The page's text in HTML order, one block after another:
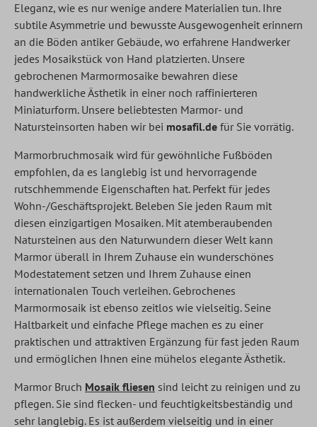
Eleganz, wie es nur wenige andere Materialien tun. Ihre
subtile Asymmetrie und bewusste Ausgewogenheit erinnern
an die Böden antiker Gebäude, wo erfahrene Handwerker
jedes Mosaikstück von Hand platzierten. Unsere
gebrochenen Marmormosaike bewahren diese
handwerkliche Ästhetik in einer noch raffinierteren
Miniaturform. Unsere beliebtesten Marmor- und
Natursteinsorten haben wir bei mosafil.de für Sie vorrätig.
Marmorbruchmosaik wird für gewöhnliche Fußböden
empfohlen, da es langlebig ist und hervorragende
rutschhemmende Eigenschaften hat. Perfekt für jedes
Wohn-/Geschäftsprojekt. Beleben Sie jeden Raum mit
diesen einzigartigen Mosaiken. Mit atemberaubenden
Natursteinen aus den Naturwundern dieser Welt kann
Marmor überall in Ihrem Zuhause ein wunderschönes
Modestatement setzen und Ihrem Zuhause einen
internationalen Touch verleihen. Gebrochenes
Marmormosaik ist ebenso zeitlos wie vielseitig. Seine
Haltbarkeit und einfache Pflege machen es zu einer
praktischen und attraktiven Ergänzung für fast jeden Raum
und ermöglichen Ihnen eine mühelos elegante Ästhetik.
Marmor Bruch Mosaik fliesen sind leicht zu reinigen und zu
pflegen. Sie sind flecken- und feuchtigkeitsbeständig und
sehr langlebig. Es ist außerdem vielseitig und in einer